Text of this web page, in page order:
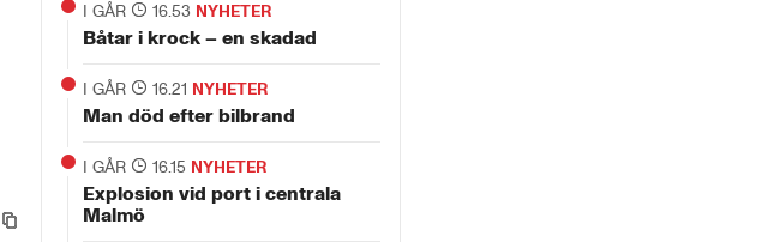
I GÅR 16.53 NYHETER
Båtar i krock – en skadad
I GÅR 16.21 NYHETER
Man död efter bilbrand
I GÅR 16.15 NYHETER
Explosion vid port i centrala
Malmö